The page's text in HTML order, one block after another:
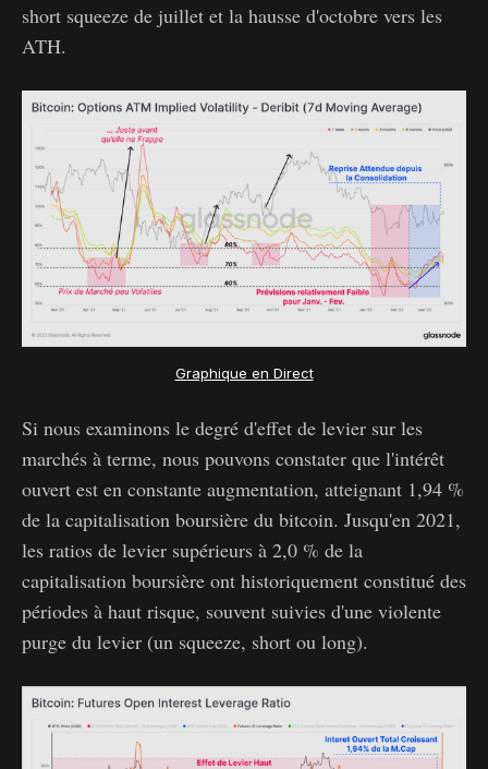
short squeeze de juillet et la hausse d'octobre vers les
ATH.
Graphique en Direct
Si nous examinons le degré d'effet de levier sur les
marchés à terme, nous pouvons constater que l'intérêt
ouvert est en constante augmentation, atteignant 1,94 %
de la capitalisation boursière du bitcoin. Jusqu'en 2021,
les ratios de levier supérieurs à 2,0 % de la
capitalisation boursière ont historiquement constitué des
périodes à haut risque, souvent suivies d'une violente
purge du levier (un squeeze, short ou long).